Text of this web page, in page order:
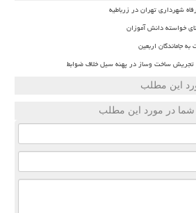
شهرداری تهران در زرباطیه
خواسته دانش آموزان
جاماندگان اربعین
تجریش ساخت وساز در پهنه سیل خلاف ضوابط
این مطلب
در مورد این مطلب